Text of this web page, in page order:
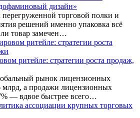
дизайн»
торговой полки и
решений именно упаковка всё
ли товар замечен…
ритейле: стратегии роста продаж,
рынок лицензионных
млрд, а продажи лицензионных
— вдвое быстрее всего…